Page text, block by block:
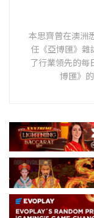
本思齊曾在澳洲
任《亞博匯》
了行業領先的每
博匯》